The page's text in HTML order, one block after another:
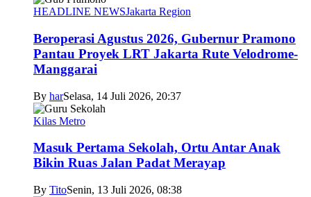
HEADLINE NEWSJakarta Region
Beroperasi Agustus 2026, Gubernur Pramono
Pantau Proyek LRT Jakarta Rute Velodrome-
Manggarai
By harSelasa, 14 Juli 2026, 20:37
Kilas Metro
Masuk Pertama Sekolah, Ortu Antar Anak
Bikin Ruas Jalan Padat Merayap
By TitoSenin, 13 Juli 2026, 08:38